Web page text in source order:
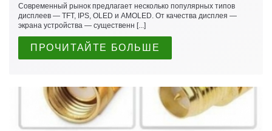
Современный рынок предлагает несколько популярных типов
дисплеев — TFT, IPS, OLED и AMOLED. От качества дисплея —
экрана устройства — существенн [...]
ПРОЧИТАЙТЕ БОЛЬШЕ